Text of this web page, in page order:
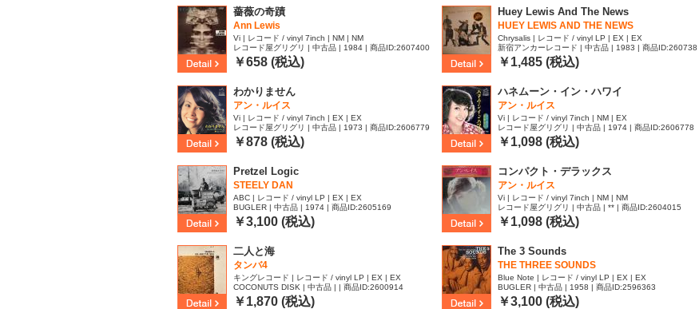
薔薇の奇蹟
Ann Lewis
Vi | レコード / vinyl 7inch | NM | NM
レコード屋グリグリ | 中古品 | 1984 | 商品ID:2607400
￥658 (税込)
Huey Lewis And The News
HUEY LEWIS AND THE NEWS
Chrysalis | レコード / vinyl LP | EX | EX
新宿アンカーレコード | 中古品 | 1983 | 商品ID:260738
4￥1,485 (税込)
わかりません
アン・ルイス
Vi | レコード / vinyl 7inch | EX | EX
レコード屋グリグリ | 中古品 | 1973 | 商品ID:2606779
￥878 (税込)
ハネムーン・イン・ハワイ
アン・ルイス
Vi | レコード / vinyl 7inch | NM | EX
レコード屋グリグリ | 中古品 | 1974 | 商品ID:2606778
￥1,098 (税込)
Pretzel Logic
STEELY DAN
ABC | レコード / vinyl LP | EX | EX
BUGLER | 中古品 | 1974 | 商品ID:2605169
￥3,100 (税込)
コンパクト・デラックス
アン・ルイス
Vi | レコード / vinyl 7inch | NM | NM
レコード屋グリグリ | 中古品 | ** | 商品ID:2604015
￥1,098 (税込)
二人と海
タンバ4
キングレコード | レコード / vinyl LP | EX | EX
COCONUTS DISK | 中古品 | | 商品ID:2600914
￥1,870 (税込)
The 3 Sounds
THE THREE SOUNDS
Blue Note | レコード / vinyl LP | EX | EX
BUGLER | 中古品 | 1958 | 商品ID:2596363
￥3,100 (税込)